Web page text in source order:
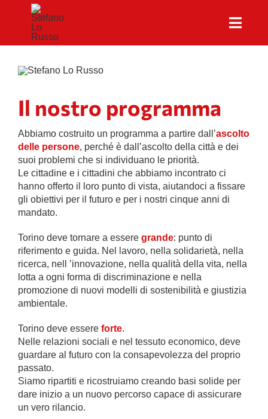
contenuto
CONTATTI
Il nostro programma
Abbiamo costruito un programma a partire dall’ascolto
delle persone, perché è dall’ascolto della città e dei
suoi problemi che si individuano le priorità.
Le cittadine e i cittadini che abbiamo incontrato ci
hanno offerto il loro punto di vista, aiutandoci a fissare
gli obiettivi per il futuro e per i nostri cinque anni di
mandato.
Torino deve tornare a essere grande: punto di
riferimento e guida. Nel lavoro, nella solidarietà, nella
ricerca, nell ’innovazione, nella qualità della vita, nella
lotta a ogni forma di discriminazione e nella
promozione di nuovi modelli di sostenibilità e giustizia
ambientale.
Torino deve essere forte.
Nelle relazioni sociali e nel tessuto economico, deve
guardare al futuro con la consapevolezza del proprio
passato.
Siamo ripartiti e ricostruiamo creando basi solide per
dare inizio a un nuovo percorso capace di assicurare
un vero rilancio.